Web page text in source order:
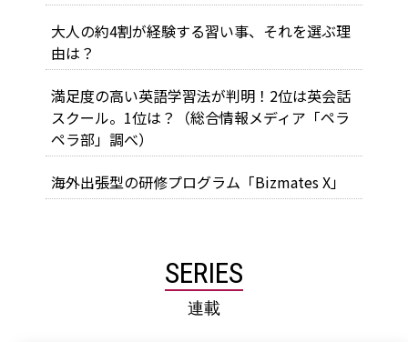
大人の約4割が経験する習い事、それを選ぶ理
由は？
満足度の高い英語学習法が判明！2位は英会話
スクール。1位は？（総合情報メディア「ペラ
ペラ部」調べ）
海外出張型の研修プログラム「Bizmates X」
SERIES
連載